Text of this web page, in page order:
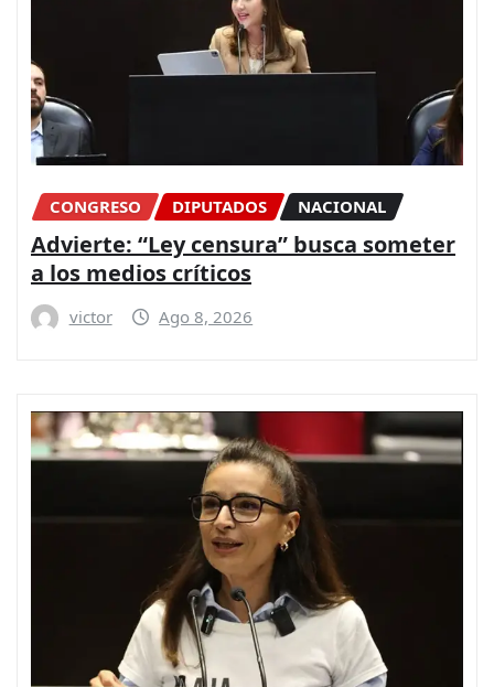
CONGRESO DIPUTADOS NACIONAL
Advierte: “Ley censura” busca someter
a los medios críticos
victor Ago 8, 2026